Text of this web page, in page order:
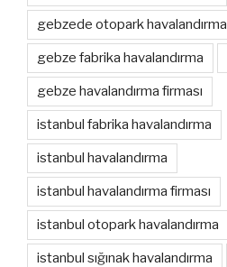
gebzede otopark havalandırma
gebze fabrika havalandırma
gebze havalandırma firması
istanbul fabrika havalandırma
istanbul havalandırma
istanbul havalandırma firması
istanbul otopark havalandırma
istanbul sığınak havalandırma